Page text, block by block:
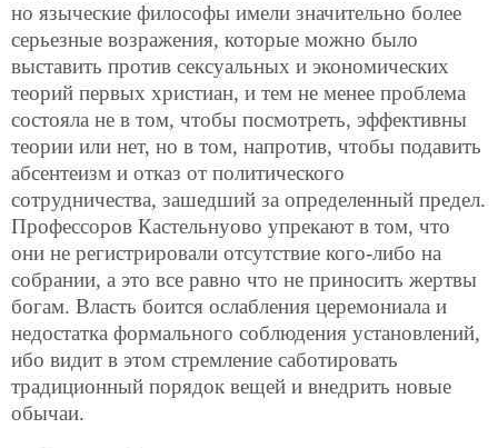
но языческие философы имели значительно более
серьезные возражения, которые можно было
выставить против сексуальных и экономических
теорий первых христиан, и тем не менее проблема
состояла не в том, чтобы посмотреть, эффективны
теории или нет, но в том, напротив, чтобы подавить
абсентеизм и отказ от политического
сотрудничества, зашедший за определенный предел.
Профессоров Кастельнуово упрекают в том, что
они не регистрировали отсутствие кого-либо на
собрании, а это все равно что не приносить жертвы
богам. Власть боится ослабления церемониала и
недостатка формального соблюдения установлений,
ибо видит в этом стремление саботировать
традиционный порядок вещей и внедрить новые
обычаи.